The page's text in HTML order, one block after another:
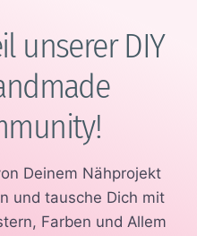
unserer DIY
Deinem Nähprojekt
und tausche Dich mit
Farben und Allem